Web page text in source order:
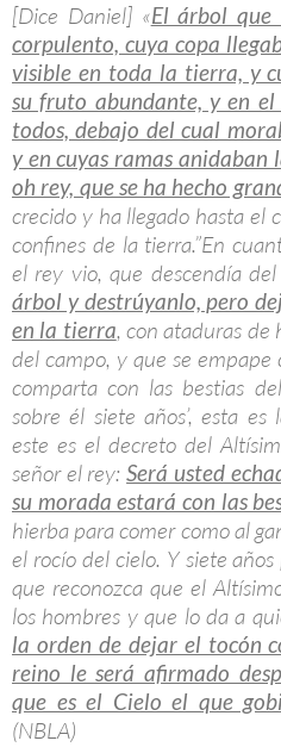
[Dice Daniel] «El árbol
corpulento, cuya copa
visible en toda la tierra, y
su fruto abundante, y en
todos, debajo del cual
y en cuyas ramas anidaban
oh rey, que se ha hecho
crecido y ha llegado hasta el
confines de la tierra.”En
el rey vio, que descendía del
árbol y destrúyanlo, pero
en la tierra, con ataduras de
del campo, y que se
comparta con las bestias
sobre él siete años’, esta
este es el decreto del
señor el rey:Será usted
su morada estará con las
hierba para comer como al
el rocío del cielo. Y siete
que reconozca que el
los hombres y que lo da a
la orden de dejar el tocón
reino le será afirmado
que es el Cielo el que
(NBLA)